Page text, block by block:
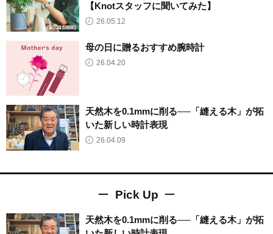
【Knotスタッフに聞いてみた】
26.05.12
母の日に贈るおすすめ腕時計
26.04.20
天然木を0.1mmに削る──「縫える木」が拓
いた新しい時計表現
26.04.09
Pick Up
天然木を0.1mmに削る──「縫える木」が拓